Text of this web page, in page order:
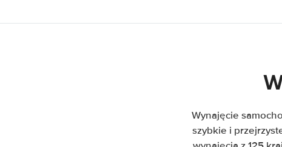
Wynajęcie
szybkie i